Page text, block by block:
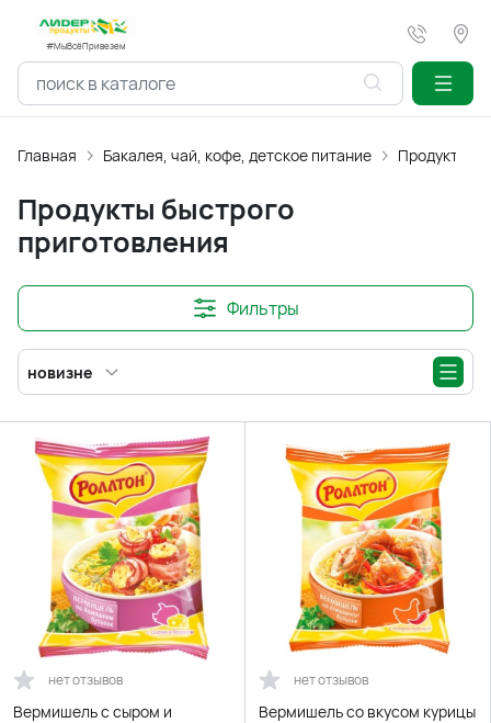
#МыВсёПривезем
Главная Бакалея, чай, кофе, детское питание Продукты
Продукты быстрого
приготовления
Фильтры
новизне
нет отзывов
Вермишель с сыром и
нет отзывов
Вермишель со вкусом курицы